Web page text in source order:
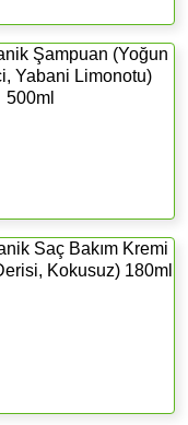
Şampuan (Yoğun
Yabani Limonotu)
500ml
Saç Bakım Kremi
Kokusuz) 180ml